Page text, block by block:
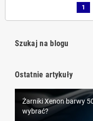
Szukaj na blogu
Ostatnie artykuły
LEDowe oświetlenie samochodowe D1S – nowoczesna
Żarniki Xenon barwy
wybrać?
1